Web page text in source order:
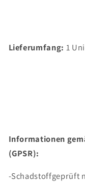
Lieferumfang: 1
Informationen
(GPSR):
-Schadstoffgeprüft